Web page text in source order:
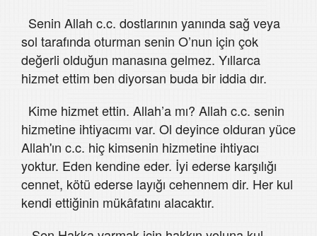
Senin Allah c.c. dostlarının yanında sağ veya
sol tarafında oturman senin O’nun için çok
değerli olduğun manasına gelmez. Yıllarca
hizmet ettim ben diyorsan buda bir iddia dır.
Kime hizmet ettin. Allah’a mı? Allah c.c. senin
hizmetine ihtiyacımı var. Ol deyince olduran yüce
Allah'ın c.c. hiç kimsenin hizmetine ihtiyacı
yoktur. Eden kendine eder. İyi ederse karşılığı
cennet, kötü ederse layığı cehennem dir. Her kul
kendi ettiğinin mükâfatını alacaktır.